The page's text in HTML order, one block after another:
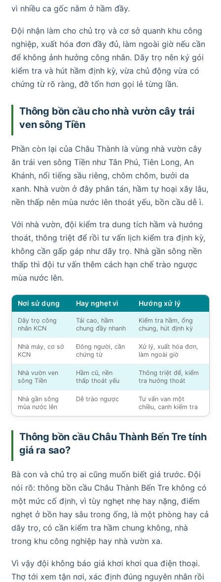
vì nhiều ca gốc nằm ở hầm đầy.
Đội nhận làm cho chủ trọ và cơ sở quanh khu công
nghiệp, xuất hóa đơn đầy đủ, làm ngoài giờ nếu cần
để không ảnh hưởng công nhân. Dãy trọ nên ký gói
kiểm tra và hút hầm định kỳ, vừa chủ động vừa có
chứng từ rõ ràng, đỡ tốn hơn gọi lẻ từng lần.
Thông bồn cầu cho nhà vườn cây trái
ven sông Tiền
Phần còn lại của Châu Thành là vùng nhà vườn cây
ăn trái ven sông Tiền như Tân Phú, Tiên Long, An
Khánh, nổi tiếng sầu riêng, chôm chôm, bưởi da
xanh. Nhà vườn ở đây phân tán, hầm tự hoại xây lâu,
nền thấp nên mùa nước lên thoát yếu, bồn cầu dễ ì.
Với nhà vườn, đội kiểm tra dung tích hầm và hướng
thoát, thông triệt để rồi tư vấn lịch kiểm tra định kỳ,
không cần gấp gáp như dãy trọ. Nhà gần sông nền
thấp thì đội tư vấn thêm cách hạn chế trào ngược
mùa nước lên.
Nơi sử dụng Hay nghẹt vì Hướng xử lý
Dãy trọ công
nhân KCN
Tải cao, hầm
chung đầy nhanh
Kiểm tra hầm, ống
chung, hút định kỳ
Nhà máy, cơ sở
KCN
Đông người, cần
chứng từ
Xử lý, xuất hóa đơn,
làm ngoài giờ
Nhà vườn ven
sông Tiền
Hầm cũ, nền
thấp thoát yếu
Thông triệt để, kiểm
tra hướng thoát
Nhà gần sông
mùa nước lên
Dễ trào ngược
Tư vấn van một
chiều, canh kiểm tra
Thông bồn cầu Châu Thành Bến Tre tính
giá ra sao?
Bà con và chủ trọ ai cũng muốn biết giá trước. Đội
nói rõ: thông bồn cầu Châu Thành Bến Tre không có
một mức cố định, vì tùy nghẹt nhẹ hay nặng, điểm
nghẹt ở bồn hay sâu trong ống, là một phòng hay cả
dãy trọ, có cần kiểm tra hầm chung không, nhà
trong khu công nghiệp hay nhà vườn xa.
Vì vậy đội không báo giá khơi khơi qua điện thoại.
Thợ tới xem tận nơi, xác định đúng nguyên nhân rồi